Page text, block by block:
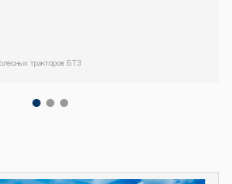
254К
BTZ-
тракторов БТЗ